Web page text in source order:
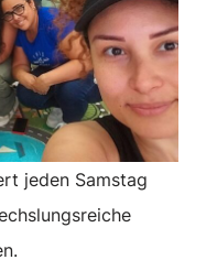
jeden Samstag